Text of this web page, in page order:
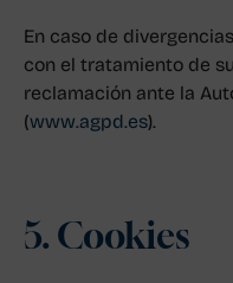
En caso de
con el tratamiento de
reclamación ante la
(www.agpd.es).
5. Cookies